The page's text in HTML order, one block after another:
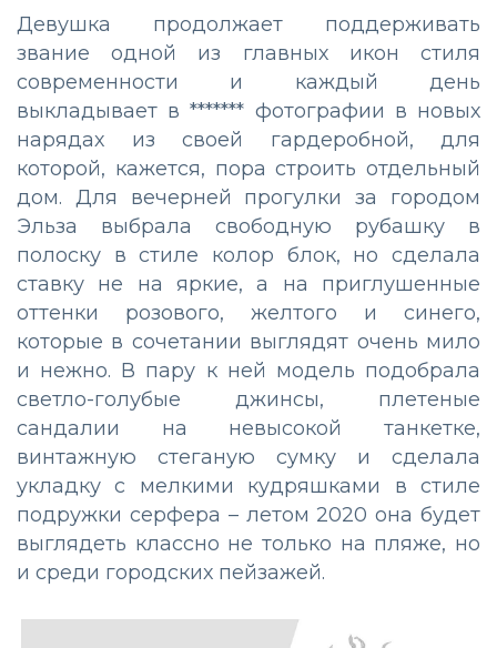
Девушка продолжает поддерживать
звание одной из главных икон стиля
современности и каждый день
выкладывает в ******* фотографии в новых
нарядах из своей гардеробной, для
которой, кажется, пора строить отдельный
дом. Для вечерней прогулки за городом
Эльза выбрала свободную рубашку в
полоску в стиле колор блок, но сделала
ставку не на яркие, а на приглушенные
оттенки розового, желтого и синего,
которые в сочетании выглядят очень мило
и нежно. В пару к ней модель подобрала
светло-голубые джинсы, плетеные
сандалии на невысокой танкетке,
винтажную стеганую сумку и сделала
укладку с мелкими кудряшками в стиле
подружки серфера – летом 2020 она будет
выглядеть классно не только на пляже, но
и среди городских пейзажей.